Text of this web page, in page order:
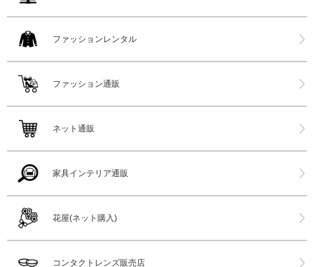
ファッションレンタル
ファッション通販
ネット通販
家具インテリア通販
花屋(ネット購入)
コンタクトレンズ販売店